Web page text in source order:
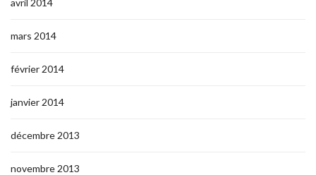
mars 2014
février 2014
janvier 2014
décembre 2013
novembre 2013